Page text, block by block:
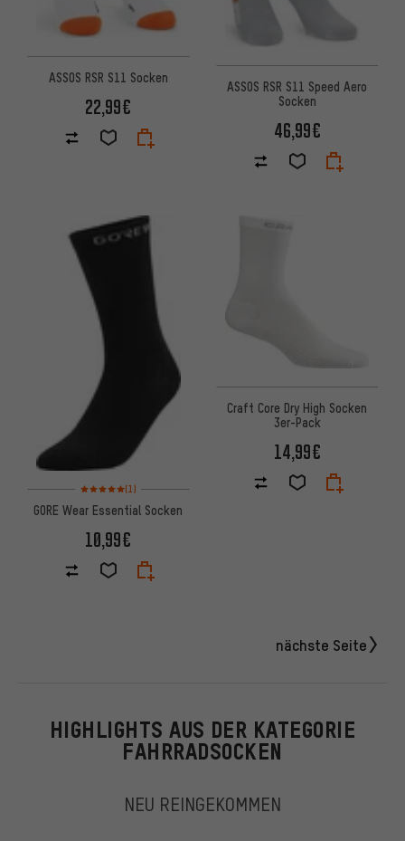
ASSOS RSR S11 Socken
22,99€
ASSOS RSR S11 Speed Aero
Socken
46,99€
Bewertungen: 5 von 5 basierend auf 1 Bewertungen
(1)
GORE Wear Essential Socken
10,99€
Craft Core Dry High Socken
3er-Pack
14,99€
nächste Seite
HIGHLIGHTS AUS DER KATEGORIE
FAHRRADSOCKEN
NEU REINGEKOMMEN